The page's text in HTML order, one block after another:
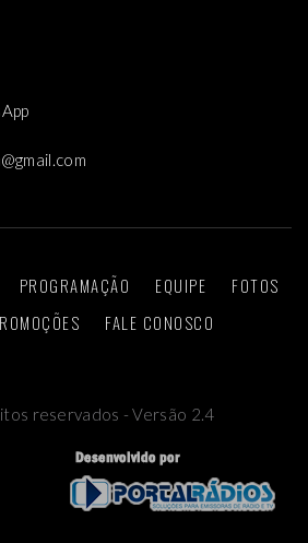
PROGRAMAÇÃO EQUIPE
FOTOS
FALE CONOSCO
reservados - Versão 2.4